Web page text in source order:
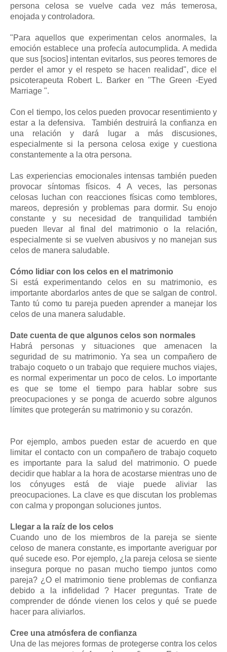
persona celosa se vuelve cada vez más temerosa,
enojada y controladora.
"Para aquellos que experimentan celos anormales, la
emoción establece una profecía autocumplida. A medida
que sus [socios] intentan evitarlos, sus peores temores de
perder el amor y el respeto se hacen realidad", dice el
psicoterapeuta Robert L. Barker en "The Green -Eyed
Marriage ".
Con el tiempo, los celos pueden provocar resentimiento y
estar a la defensiva. También destruirá la confianza en
una relación y dará lugar a más discusiones,
especialmente si la persona celosa exige y cuestiona
constantemente a la otra persona.
Las experiencias emocionales intensas también pueden
provocar síntomas físicos. 4 A veces, las personas
celosas luchan con reacciones físicas como temblores,
mareos, depresión y problemas para dormir. Su enojo
constante y su necesidad de tranquilidad también
pueden llevar al final del matrimonio o la relación,
especialmente si se vuelven abusivos y no manejan sus
celos de manera saludable.
Cómo lidiar con los celos en el matrimonio
Si está experimentando celos en su matrimonio, es
importante abordarlos antes de que se salgan de control.
Tanto tú como tu pareja pueden aprender a manejar los
celos de una manera saludable.
Date cuenta de que algunos celos son normales
Habrá personas y situaciones que amenacen la
seguridad de su matrimonio. Ya sea un compañero de
trabajo coqueto o un trabajo que requiere muchos viajes,
es normal experimentar un poco de celos. Lo importante
es que se tome el tiempo para hablar sobre sus
preocupaciones y se ponga de acuerdo sobre algunos
límites que protegerán su matrimonio y su corazón.
Por ejemplo, ambos pueden estar de acuerdo en que
limitar el contacto con un compañero de trabajo coqueto
es importante para la salud del matrimonio. O puede
decidir que hablar a la hora de acostarse mientras uno de
los cónyuges está de viaje puede aliviar las
preocupaciones. La clave es que discutan los problemas
con calma y propongan soluciones juntos.
Llegar a la raíz de los celos
Cuando uno de los miembros de la pareja se siente
celoso de manera constante, es importante averiguar por
qué sucede eso. Por ejemplo, ¿la pareja celosa se siente
insegura porque no pasan mucho tiempo juntos como
pareja? ¿O el matrimonio tiene problemas de confianza
debido a la infidelidad ? Hacer preguntas. Trate de
comprender de dónde vienen los celos y qué se puede
hacer para aliviarlos.
Cree una atmósfera de confianza
Una de las mejores formas de protegerse contra los celos